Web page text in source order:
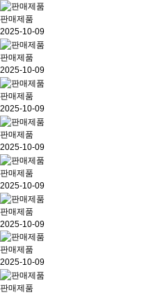
판매제품
2025-10-09
판매제품
2025-10-09
판매제품
2025-10-09
판매제품
2025-10-09
판매제품
2025-10-09
판매제품
2025-10-09
판매제품
2025-10-09
판매제품